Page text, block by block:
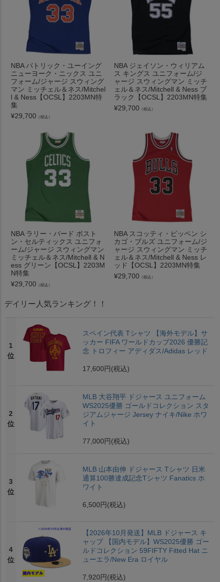
NBA パトリック・ユーイング
ニューヨーク・ニックス ユニ
フォーム/ジャージ スウィング
マン ミッチェル＆ネス/Mitchel
l & Ness【OCSL】2203MN特
集
¥29,700 （税込）
NBA ジェイソン・ウィリアム
ス キングス ユニフォーム/ジ
ャージ スウィングマン ミッチ
ェル＆ネス/Mitchell & Ness ブ
ラック【OCSL】2203MN特集
¥29,700 （税込）
NBA ラリー・バード ボスト
ン・セルティックス ユニフォ
ーム/ジャージ スウィングマン
ミッチェル＆ネス/Mitchell & N
ess グリーン【OCSL】2203M
N特集
¥29,700 （税込）
NBA スコッティ・ピッペン シ
カゴ・ブルズ ユニフォーム/ジ
ャージ スウィングマン ミッチ
ェル＆ネス/Mitchell & Ness レ
ッド【OCSL】2203MN特集
¥29,700 （税込）
デイリー人気ランキング！！
1
位
スペイン代表 Tシャツ 【海外モデル】サ
ッカー FIFA ワールドカップ2026 優勝記
念 トロフィー アディダス/Adidas レッド
17,600円 (税込)
2
位
MLB 大谷翔平 ドジャース ユニフォーム
WS2025優勝 ゴールドコレクション スタ
ジアムジャージ Jersey ナイキ/Nike ホワ
イト
77,000円 (税込)
3
位
MLB 山本由伸 ドジャース Tシャツ 日米
通算100勝達成記念Tシャツ Fanatics ホ
ワイト
6,500円 (税込)
4
位
【2026年10月発送】MLB ドジャース キ
ャップ 【国内モデル】WS2025優勝 ゴー
ルドコレクション 59FIFTY Fitted Hat ニ
ューエラ/New Era ロイヤル
7,920円 (税込)